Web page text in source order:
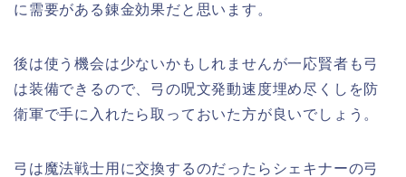
に需要がある錬金効果だと思います。
後は使う機会は少ないかもしれませんが一応賢者も弓
は装備できるので、弓の呪文発動速度埋め尽くしを防
衛軍で手に入れたら取っておいた方が良いでしょう。
弓は魔法戦士用に交換するのだったらシェキナーの弓